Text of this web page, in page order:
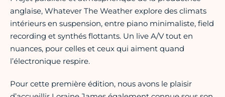
anglaise, Whatever The Weather explore des climats
intérieurs en suspension, entre piano minimaliste, field
recording et synthés flottants. Un live A/V tout en
nuances, pour celles et ceux qui aiment quand
l’électronique respire.
Pour cette première édition, nous avons le plaisir